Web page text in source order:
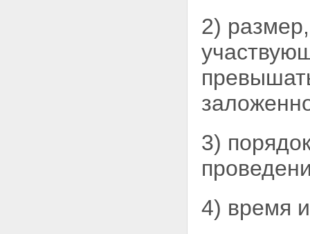
2)
3)
4) время